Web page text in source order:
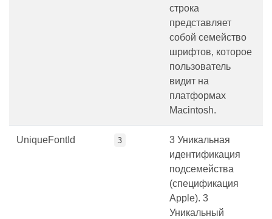
строка
представляет
собой семейство
шрифтов, которое
пользователь
видит на
платформах
Macintosh.
UniqueFontId 3
3 Уникальная
идентификация
подсемейства
(спецификация
Apple). 3
Уникальный